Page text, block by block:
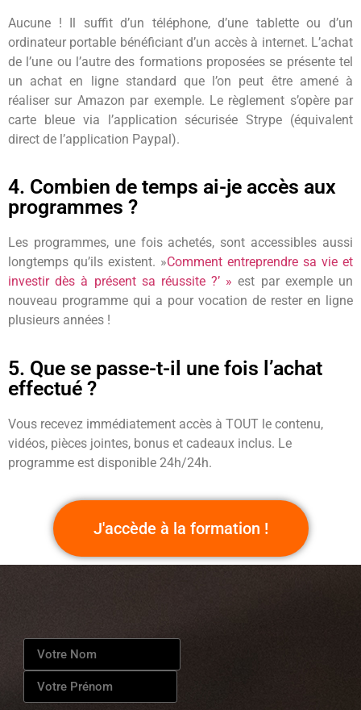
Aucune ! Il suffit d’un téléphone, d’une tablette ou d’un
ordinateur portable bénéficiant d’un accès à internet. L’achat
de l’une ou l’autre des formations proposées se présente tel
un achat en ligne standard que l’on peut être amené à
réaliser sur Amazon par exemple. Le règlement s’opère par
carte bleue via l’application sécurisée Strype (équivalent
direct de l’application Paypal).
4. Combien de temps ai-je accès aux
programmes ?
Les programmes, une fois achetés, sont accessibles aussi
longtemps qu’ils existent. »Comment entreprendre sa vie et
investir dès à présent sa réussite ?’ » est par exemple un
nouveau programme qui a pour vocation de rester en ligne
plusieurs années !
5. Que se passe-t-il une fois l’achat
effectué ?
Vous recevez immédiatement accès à TOUT le contenu,
vidéos, pièces jointes, bonus et cadeaux inclus. Le
programme est disponible 24h/24h.
J'accède à la formation !